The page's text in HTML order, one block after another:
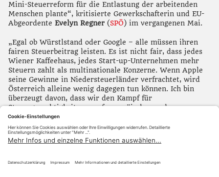
Mini-Steuerreform für die Entlastung der arbeitenden
Menschen plante“, kritisierte Gewerkschafterin und EU-
Abgeordente Evelyn Regner(SPÖ) im vergangenen Mai.
„Egal ob Würstlstand oder Google – alle müssen ihren
fairen Steuerbeitrag leisten. Es ist nicht fair, dass jedes
Wiener Kaffeehaus, jedes Start-up-Unternehmen mehr
Steuern zahlt als multinationale Konzerne. Wenn Apple
seine Gewinne in Niedersteuerländer verfrachtet, wird
Österreich alleine wenig dagegen tun können. Ich bin
überzeugt davon, dass wir den Kampf für
Steuergerechtigkeit nur auf europäischer und
internationaler Ebene gewinnen können.“
>>Mehr Infos auf evelyn.regner.at